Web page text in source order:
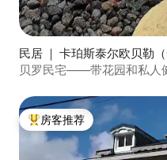
民居 ｜ 卡珀斯泰尔欧贝勒
au）
贝罗民宅——带花园和私人
热门「房客推荐」
房客推荐